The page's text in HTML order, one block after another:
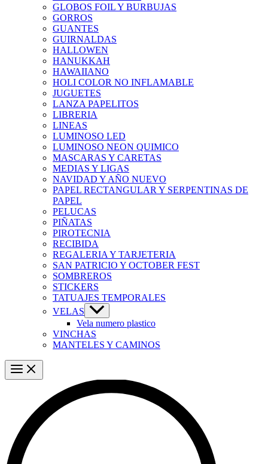
GLOBOS FOIL Y BURBUJAS
GORROS
GUANTES
GUIRNALDAS
HALLOWEN
HANUKKAH
HAWAIIANO
HOLI COLOR NO INFLAMABLE
JUGUETES
LANZA PAPELITOS
LIBRERIA
LINEAS
LUMINOSO LED
LUMINOSO NEON QUIMICO
MASCARAS Y CARETAS
MEDIAS Y LIGAS
NAVIDAD Y AÑO NUEVO
PAPEL RECTANGULAR Y SERPENTINAS DE
PAPEL
PELUCAS
PIÑATAS
PIROTECNIA
RECIBIDA
REGALERIA Y TARJETERIA
SAN PATRICIO Y OCTOBER FEST
SOMBREROS
STICKERS
TATUAJES TEMPORALES
VELAS
Vela numero plastico
VINCHAS
MANTELES Y CAMINOS